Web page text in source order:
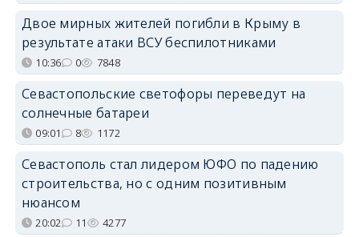
Двое мирных жителей погибли в Крыму в
результате атаки ВСУ беспилотниками
10:36 0 7848
Севастопольские светофоры переведут на
солнечные батареи
09:01 8 1172
Севастополь стал лидером ЮФО по падению
строительства, но с одним позитивным
нюансом
20:02 11 4277